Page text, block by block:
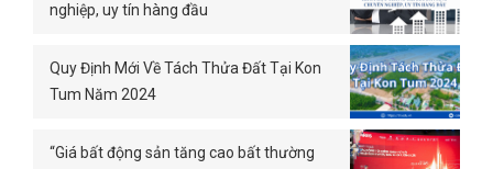
nghiệp, uy tín hàng đầu
Quy Định Mới Về Tách Thửa Đất Tại Kon
Tum Năm 2024
“Giá bất động sản tăng cao bất thường